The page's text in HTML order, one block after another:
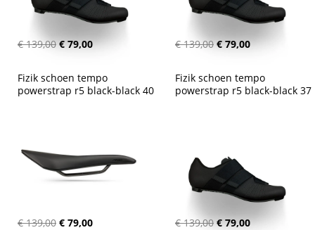
€ 139,00 € 79,00 € 139,00 € 79,00
Fizik schoen tempo
powerstrap r5 black-black 40
€ 139,00 € 79,00
Fizik schoen tempo
powerstrap r5 black-black 37
€ 139,00 € 79,00